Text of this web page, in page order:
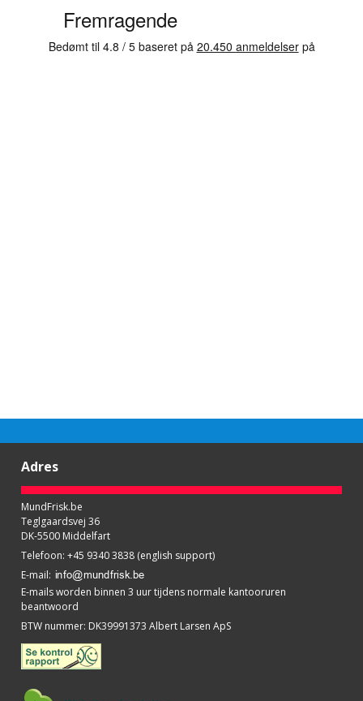
Adres
MundFrisk.be
Teglgaardsvej 36
DK-5500 Middelfart
Telefoon: +45 9340 3838 (english support)
E-mail:
E-mails worden binnen 3 uur tijdens normale kantooruren
beantwoord
BTW nummer: DK39991373 Albert Larsen ApS